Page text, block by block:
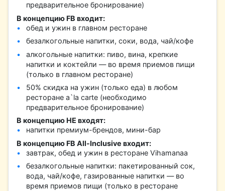
предварительное бронирование)
В концепцию FB входит:
обед и ужин в главном ресторане
безалкогольные напитки, соки, вода, чай/кофе
алкогольные напитки: пиво, вина, крепкие
напитки и коктейли — во время приемов пищи
(только в главном ресторане)
50% скидка на ужин (только еда) в любом
ресторане a`la carte (необходимо
предварительное бронирование)
В концепцию НЕ входят:
напитки премиум-брендов, мини-бар
В концепцию FB All-Inclusive входит:
завтрак, обед и ужин в ресторане Vihamanaa
безалкогольные напитки: пакетированный сок,
вода, чай/кофе, газированные напитки — во
время приемов пищи (только в ресторане